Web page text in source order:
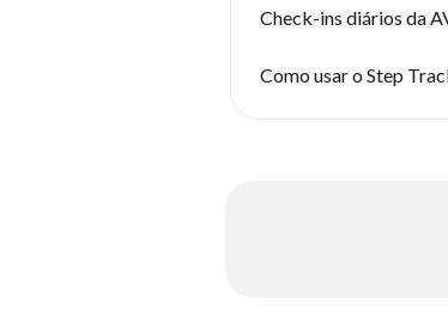
Check-ins diários da
Como usar o Step